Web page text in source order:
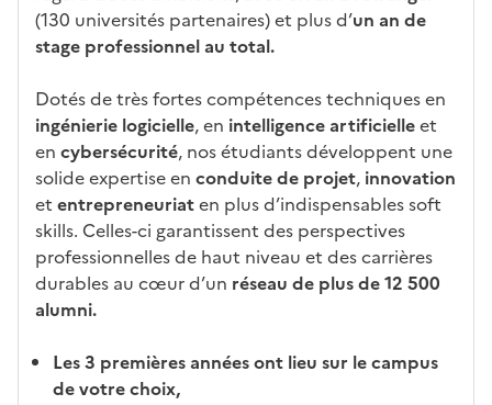
n
a
z
o
n
e
d
é
r
l
at
ur
(130 universités partenaires) et plus d’un an de
stage professionnel au total.
Dotés de très fortes compétences techniques en
ingénierie logicielle, en intelligence artificielleet
en cybersécurité, nos étudiants développent une
solide expertise en conduite de projet, innovation
et entrepreneuriaten plus d’indispensables soft
skills. Celles-ci garantissent des perspectives
professionnelles de haut niveau et des carrières
durables au cœur d’un réseau de plus de 12 500
alumni.
Les 3 premières années ont lieu sur le campus
de votre choix,